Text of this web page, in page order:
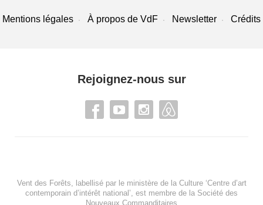
Mentions légales À propos de VdF Newsletter Crédits
Rejoignez-nous sur
Vent des Forêts, labellisé par le ministère de la Culture ‘Centre d’art
contemporain d’intérêt national’, est membre de la Société des
Nouveaux Commanditaires